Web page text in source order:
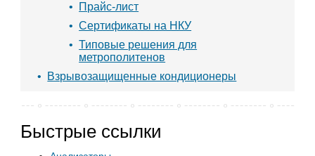
Прайс-лист
Сертификаты на НКУ
Типовые решения для
метрополитенов
Взрывозащищенные кондиционеры
Быстрые ссылки